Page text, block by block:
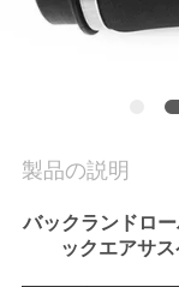
い
製品の説明
バックランドロ
ックエアサ